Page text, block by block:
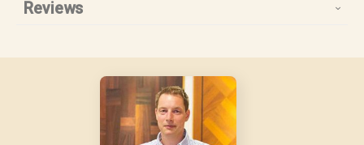
Reviews